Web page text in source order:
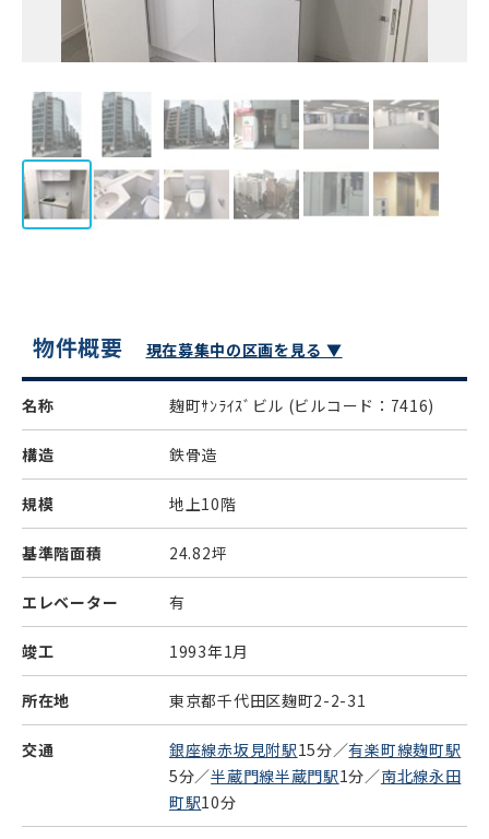
物件概要 現在募集中の区画を見る ▼
名称 麹町ｻﾝﾗｲｽﾞビル (ビルコード：7416)
構造 鉄骨造
規模 地上10階
基準階面積 24.82坪
エレベーター 有
竣工 1993年1月
所在地 東京都千代田区麹町2-2-31
交通 銀座線赤坂見附駅15分／有楽町線麹町駅
5分／半蔵門線半蔵門駅1分／南北線永田
町駅10分